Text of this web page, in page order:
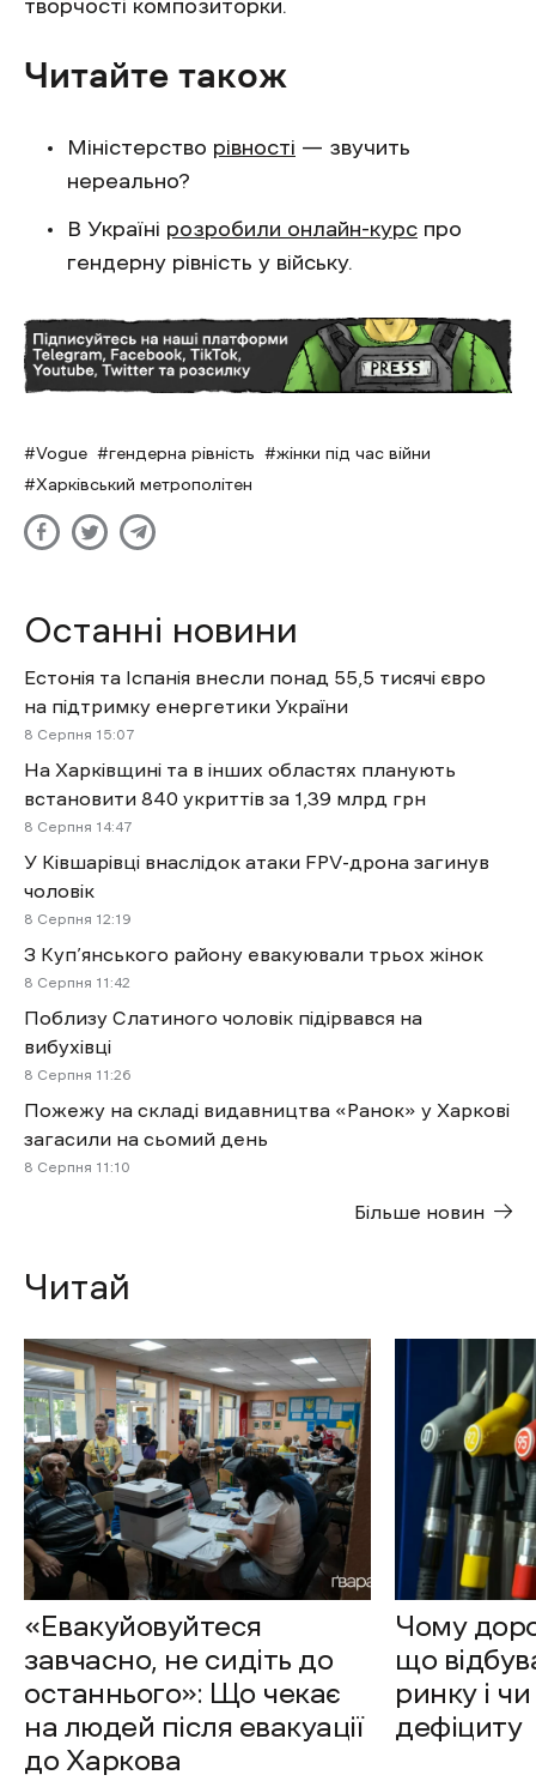
творчості композиторки.
Читайте також
Міністерство рівності — звучить
нереально?
В Україні розробили онлайн-курс про
гендерну рівність у війську.
Vogue гендерна рівність
жінки під час війни
Харківський метрополітен
Останні новини
Естонія та Іспанія внесли понад 55,5 тисячі євро
на підтримку енергетики України
8 Cерпня 15:07
На Харківщині та в інших областях планують
встановити 840 укриттів за 1,39 млрд грн
8 Cерпня 14:47
У Ківшарівці внаслідок атаки FPV-дрона загинув
чоловік
8 Cерпня 12:19
З Куп’янського району евакуювали трьох жінок
8 Cерпня 11:42
Поблизу Слатиного чоловік підірвався на
вибухівці
8 Cерпня 11:26
Пожежу на складі видавництва «Ранок» у Харкові
загасили на сьомий день
8 Cерпня 11:10
Більше новин
Читай
«Евакуйовуйтеся
завчасно, не сидіть до
останнього»: Що чекає
на людей після евакуації
до Харкова
Чому
що
ринку і
дефіциту